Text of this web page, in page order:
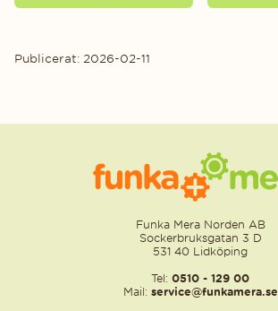
Publicerat: 2026-02-11
Funka Mera Norden AB
Sockerbruksgatan 3 D
531 40 Lidköping
Tel: 0510 - 129 00
Mail: service@funkamera.se